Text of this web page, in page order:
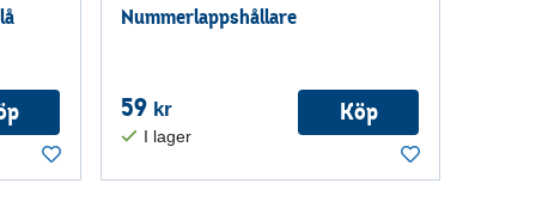
Nummerlappshållare
59 kr Köp